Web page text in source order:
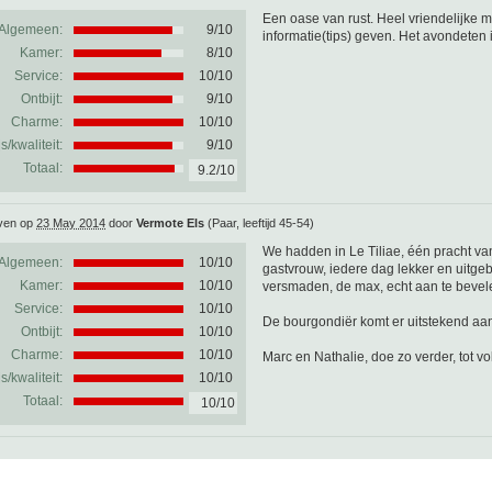
9/10
Kamer:
8/10
Service:
10/10
Ontbijt:
9/10
Charme:
10/10
kwaliteit:
9/10
Totaal:
9.2/10
Een oase van rust. Heel vriendelijke
informatie(tips) geven. Het avondeten
op 23 May 2014 door Vermote Els (Paar, leeftijd 45-54)
10/10
Kamer:
10/10
Service:
10/10
Ontbijt:
10/10
Charme:
10/10
kwaliteit:
10/10
Totaal:
10/10
We hadden in Le Tiliae, één pracht
gastvrouw, iedere dag lekker en
versmaden, de max, echt aan te
De bourgondiër komt er uitstekend
Marc en Nathalie, doe zo verder, tot